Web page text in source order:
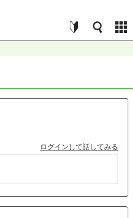
ログインして話してみる